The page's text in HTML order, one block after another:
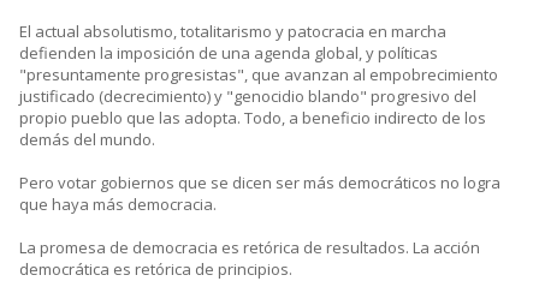
El actual absolutismo, totalitarismo y patocracia en marcha
defienden la imposición de una agenda global, y políticas
"presuntamente progresistas", que avanzan al empobrecimiento
justificado (decrecimiento) y "genocidio blando" progresivo del
propio pueblo que las adopta. Todo, a beneficio indirecto de los
demás del mundo.
Pero votar gobiernos que se dicen ser más democráticos no logra
que haya más democracia.
La promesa de democracia es retórica de resultados. La acción
democrática es retórica de principios.